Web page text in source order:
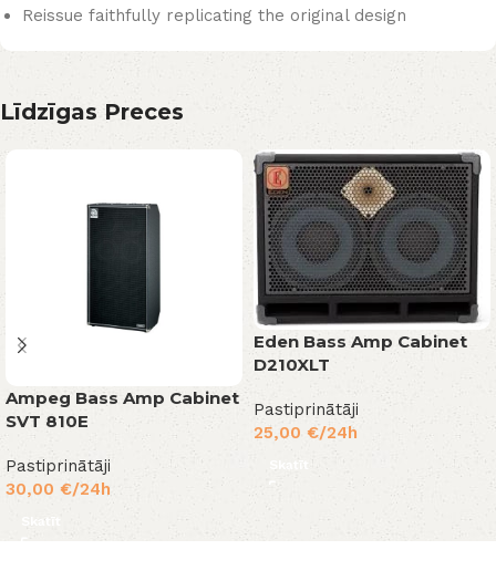
Reissue faithfully replicating the original design
Līdzīgas Preces
Ampeg Bass Amp Cabinet
SVT 810E
Pastiprinātāji
30,00 €/24h
Skatīt
Eden Bass Amp Cabinet
D210XLT
Pastiprinātāji
25,00 €/24h
Skatīt